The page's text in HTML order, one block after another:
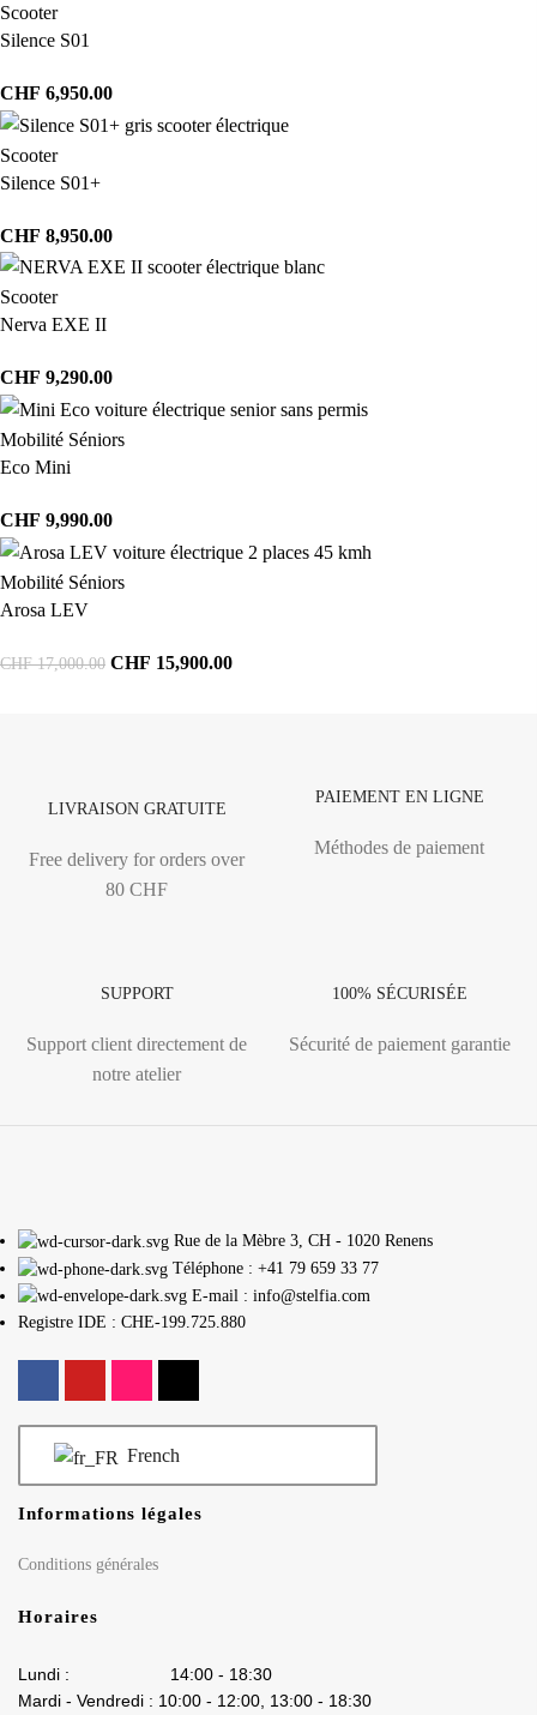
Scooter
Silence S01
CHF 6,950.00
Scooter
Silence S01+
CHF 8,950.00
Scooter
Nerva EXE II
CHF 9,290.00
Mobilité Séniors
Eco Mini
CHF 9,990.00
Mobilité Séniors
Arosa LEV
CHF17,000.00 CHF 15,900.00
LIVRAISON GRATUITE
Free delivery for orders over
80 CHF
PAIEMENT EN LIGNE
Méthodes de paiement
SUPPORT
Support client directement de
notre atelier
100% SÉCURISÉE
Sécurité de paiement garantie
Rue de la Mèbre 3, CH - 1020 Renens
Téléphone : +41 79 659 33 77
E-mail : info@stelfia.com
Registre IDE : CHE-199.725.880
French
Informations légales
Conditions générales
Horaires
Lundi : 14:00 - 18:30
Mardi - Vendredi : 10:00 - 12:00, 13:00 - 18:30